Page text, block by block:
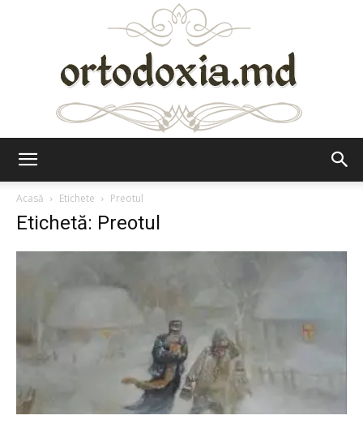
Acasă
Etichete Preotul
Etichetă: Preotul